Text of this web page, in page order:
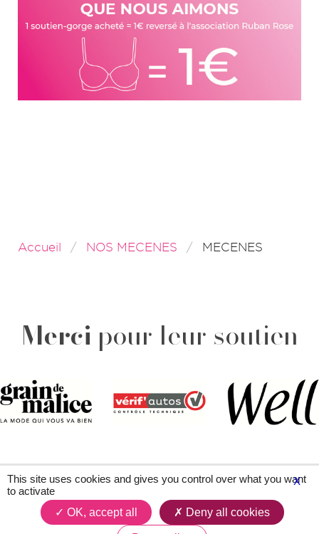
Accueil NOS MECENES MECENES
Merci pour leur soutien
Plan du site
X
This site uses cookies and gives you control over what you want
to activate
OK, accept all
Deny all cookies